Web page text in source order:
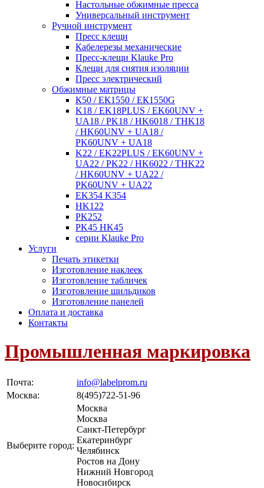
Настольные обжимные пресса
Универсальный инструмент
Ручной инструмент
Пресс клещи
Кабелерезы механические
Пресс-клещи Klauke Pro
Клещи для снятия изоляции
Пресс электрический
Обжимные матрицы
К50 / ЕК1550 / ЕК1550G
K18 / EK18PLUS / EK60UNV +
UA18 / PK18 / HK6018 / THK18
/ HK60UNV + UA18 /
PK60UNV + UA18
K22 / EK22PLUS / EK60UNV +
UA22 / PK22 / HK6022 / THK22
/ HK60UNV + UA22 /
PK60UNV + UA22
EK354 K354
HK122
PK252
PK45 HK45
серии Klauke Pro
Услуги
Печать этикетки
Изготовление наклеек
Изготовление табличек
Изготовление шильдиков
Изготовление панелей
Оплата и доставка
Контакты
Промышленная маркировка
Почта:
info@labelprom.ru
Москва: 8(495)722-51-96
Выберите город:
Москва
Москва
Санкт-Петербург
Екатеринбург
Челябинск
Ростов на Дону
Нижний Новгород
Новосибирск